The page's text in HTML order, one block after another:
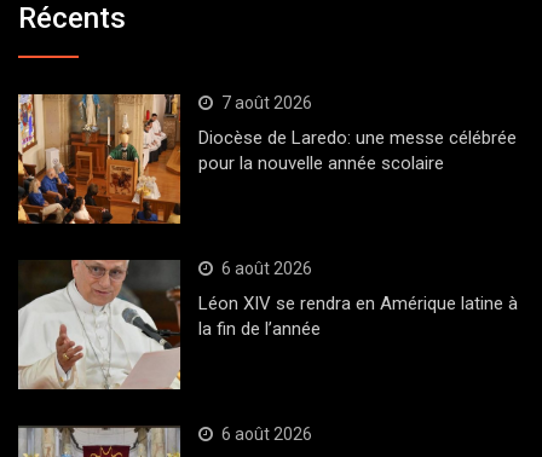
Récents
7 août 2026
Diocèse de Laredo: une messe célébrée
pour la nouvelle année scolaire
6 août 2026
Léon XIV se rendra en Amérique latine à
la fin de l’année
6 août 2026